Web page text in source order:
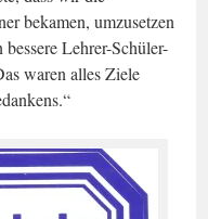
bekamen, umzusetzen
Lehrer-Schüler-
waren alles Ziele